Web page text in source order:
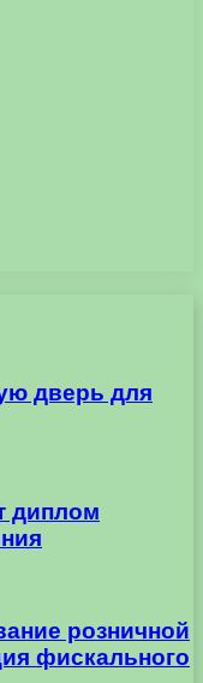
дверь для
диплом
розничной
фискального